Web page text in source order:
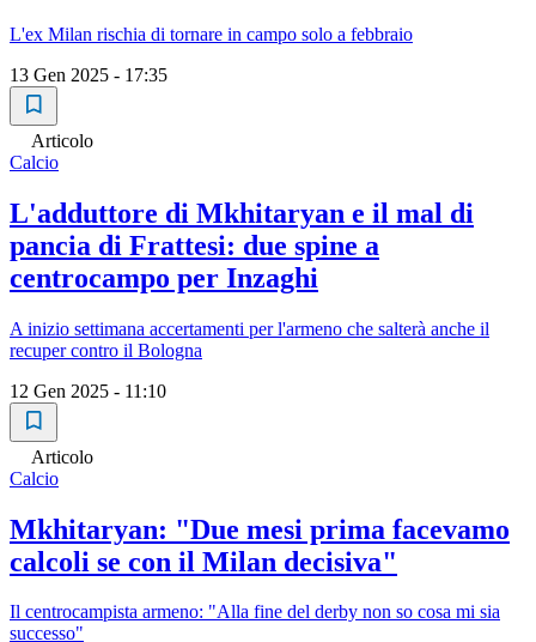
L'ex Milan rischia di tornare in campo solo a febbraio
13 Gen 2025 - 17:35
Articolo
Calcio
L'adduttore di Mkhitaryan e il mal di
pancia di Frattesi: due spine a
centrocampo per Inzaghi
A inizio settimana accertamenti per l'armeno che salterà anche il
recuper contro il Bologna
12 Gen 2025 - 11:10
Articolo
Calcio
Mkhitaryan: "Due mesi prima facevamo
calcoli se con il Milan decisiva"
Il centrocampista armeno: "Alla fine del derby non so cosa mi sia
successo"